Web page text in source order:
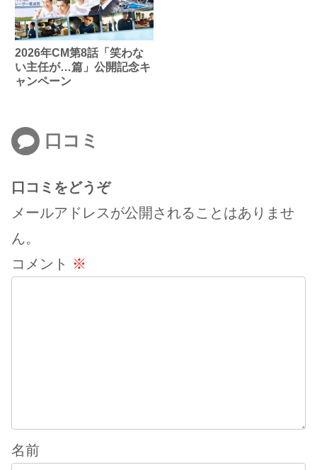
2026年CM第8話「笑わな
い主任が…篇」公開記念キ
ャンペーン
口コミ
口コミをどうぞ
メールアドレスが公開されることはありませ
ん。
コメント ※
名前